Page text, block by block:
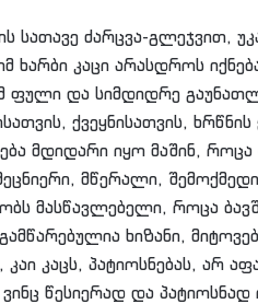
სათავე ძარცვა-გლეჯვით,
ხარბი კაცი არასდროს
ფული და სიმდიდრე
ქვეყნისათვის,
მდიდარი იყო მაშინ,
მწერალი,
მასწავლებელი, როცა
ხიზანი,
კაი კაცს, პატიოსნებას, არ
წესიერად და პატიოსნად